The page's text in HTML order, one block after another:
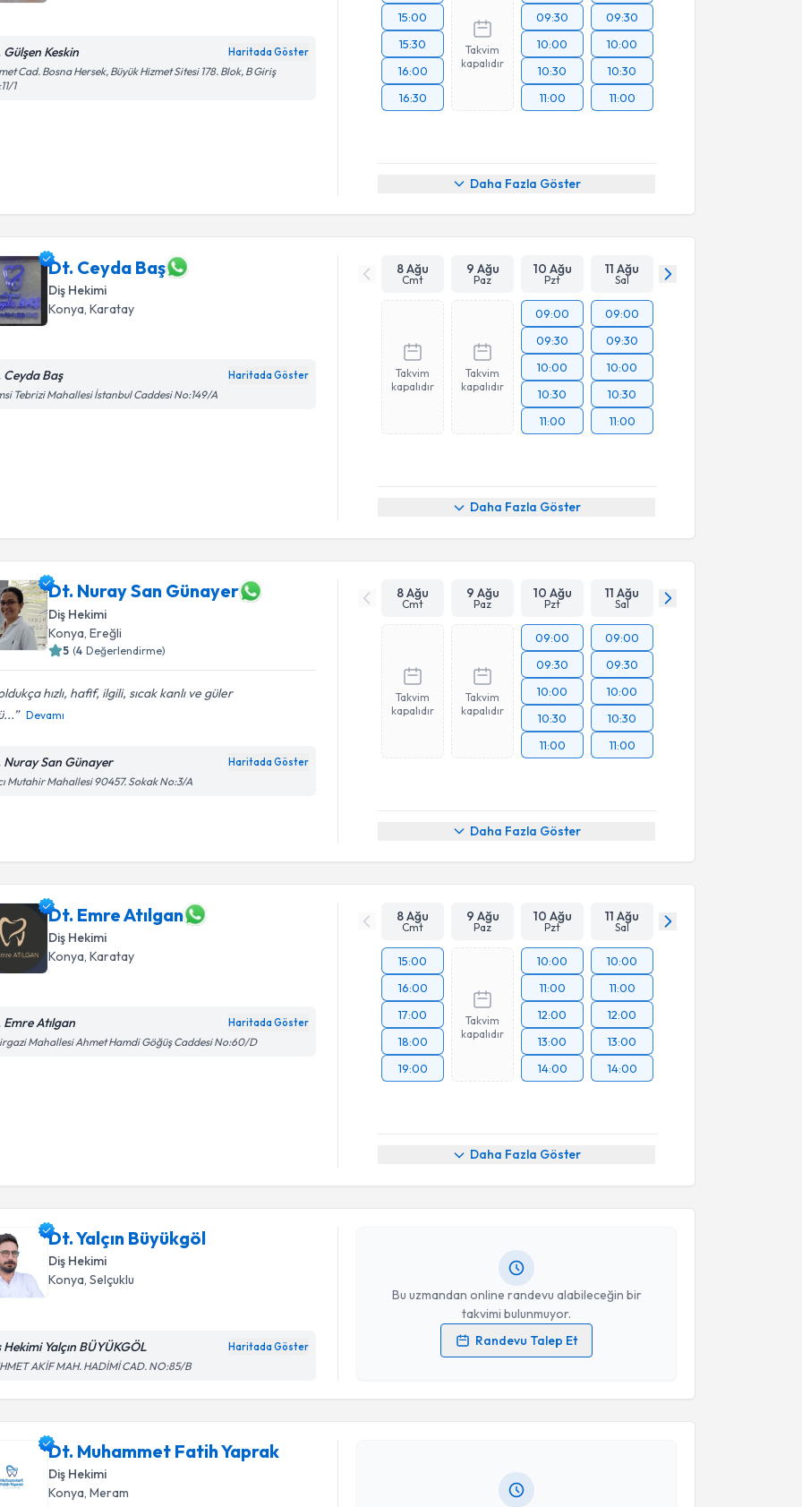
Gülşen Keskin Haritada Göster
Cad. Bosna Hersek, Büyük Hizmet Sitesi 178. Blok, B Giriş
1
15:00
15:30
16:00
16:30
Takvim
kapalıdır
09:30
10:00
10:30
11:00
09:30
10:00
10:30
11:00
Daha Fazla Göster
Dt. Ceyda Baş
Diş Hekimi
Konya, Karatay
Ceyda Baş Haritada Göster
Tebrizi Mahallesi İstanbul Caddesi No:149/A
8 Ağu
Cmt
9 Ağu
Paz
10 Ağu
Pzt
11 Ağu
Sal
Takvim
kapalıdır
Takvim
kapalıdır
09:00
09:30
10:00
10:30
11:00
09:00
09:30
10:00
10:30
11:00
Daha Fazla Göster
Dt. Nuray San Günayer
Diş Hekimi
Konya , Ereğli
5 (4 Değerlendirme)
hızlı, hafif, ilgili, sıcak kanlı ve güler
Devamı
Nuray San Günayer Haritada Göster
Mutahir Mahallesi 90457. Sokak No:3/A
8 Ağu
Cmt
9 Ağu
Paz
10 Ağu
Pzt
11 Ağu
Sal
Takvim
kapalıdır
Takvim
kapalıdır
09:00
09:30
10:00
10:30
11:00
09:00
09:30
10:00
10:30
11:00
Daha Fazla Göster
Dt. Emre Atılgan
Diş Hekimi
Konya, Karatay
Emre Atılgan Haritada Göster
Mahallesi Ahmet Hamdi Göğüş Caddesi No:60/D
8 Ağu
Cmt
9 Ağu
Paz
10 Ağu
Pzt
11 Ağu
Sal
15:00
16:00
17:00
18:00
19:00
Takvim
kapalıdır
10:00
11:00
12:00
13:00
14:00
10:00
11:00
12:00
13:00
14:00
Daha Fazla Göster
Dt. Yalçın Büyükgöl
Diş Hekimi
Konya , Selçuklu
Hekimi Yalçın BÜYÜKGÖL Haritada Göster
AKİF MAH. HADİMİ CAD. NO:85/B
Bu uzmandan online randevu alabileceğin bir
takvimi bulunmuyor.
Randevu Talep Et
Randevu Takvimi Talebi
Kişisel verilerimin işlenmesine ilişkinAydınlatma Metni
Dt. Muhammet Fatih Yaprak
Diş Hekimi
Konya , Meram
Randevu Takvimi Talebi
Dt. Muhammet Fatih Yaprakiçin randevu takvimi talebi
oluşturun. Size bu uzmandan randevu almanız için bir takvim